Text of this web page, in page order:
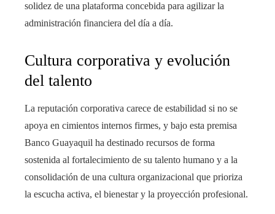
solidez de una plataforma concebida para agilizar la
administración financiera del día a día.
Cultura corporativa y evolución
del talento
La reputación corporativa carece de estabilidad si no se
apoya en cimientos internos firmes, y bajo esta premisa
Banco Guayaquil ha destinado recursos de forma
sostenida al fortalecimiento de su talento humano y a la
consolidación de una cultura organizacional que prioriza
la escucha activa, el bienestar y la proyección profesional.